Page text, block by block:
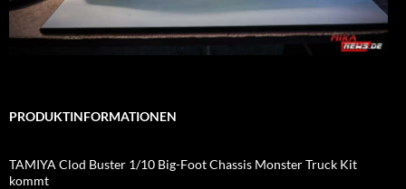
PRODUKTINFORMATIONEN
TAMIYA Clod Buster 1/10 Big-Foot Chassis Monster Truck Kit
kommt